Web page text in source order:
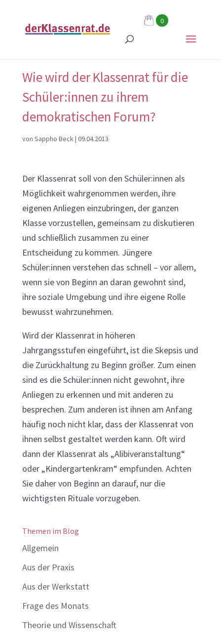
0
Wie wird der Klassenrat für die
Schüler:innen zu ihrem
demokratischen Forum?
von Sappho Beck| 09.04.2013
Der Klassenrat soll von den Schüler:innen als
Möglichkeit wahrgenommen werden, ihre
eigenen Anliegen einzubringen, der ganzen
Klasse vorzustellen, gemeinsam zu diskutieren
und schließlich zusammen zu einer
Entscheidung zu kommen. Jüngere
Schüler:innen verstehen das schnell – vor allem,
wenn sie von Beginn an daran gewohnt sind,
ihre soziale Umgebung und ihre eigene Rolle
bewusst wahrzunehmen.
Wird der Klassenrat in höheren
Jahrgangsstufen eingeführt, ist die Skepsis und
die Zurückhaltung zu Beginn größer. Zum einen
sind es die Schüler:innen nicht gewohnt, ihre
Anliegen zu erkennen und mit anderen zu
besprechen. Zum anderen ist ihnen am Anfang
häufig noch nicht klar, dass der Klassenrat von
ihnen selbst gestaltet werden kann. Oft wird
dann der Klassenrat als „Alibiveranstaltung“
oder „Kindergartenkram“ empfunden. Achten
Sie daher von Beginn an darauf, nur die
wichtigsten Rituale vorzugeben.
Themen im Blog
Allgemein
Aus der Praxis
Aus der Werkstatt
Frage des Monats
Theorie und Wissenschaft